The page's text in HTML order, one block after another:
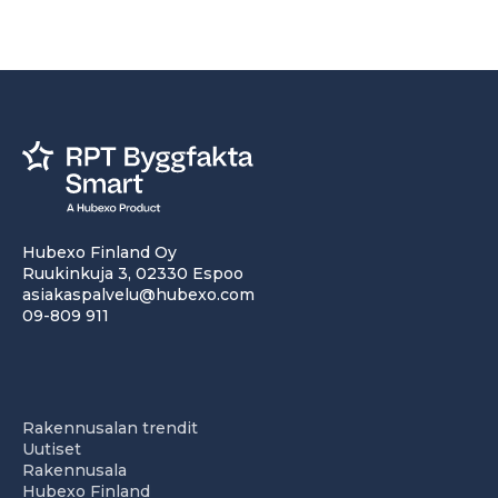
Hubexo Finland Oy
Ruukinkuja 3, 02330 Espoo
asiakaspalvelu@hubexo.com
09-809 911
Rakennusalan trendit
Uutiset
Rakennusala
Hubexo Finland